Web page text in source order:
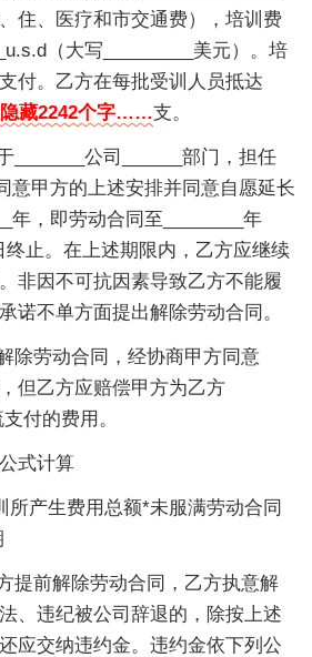
住、医疗和市交通费），培训费
（大写_________美元）。培
付。乙方在每批受训人员抵达
藏2242个字……支。
_______公司______部门，担任
意甲方的上述安排并同意自愿延长
年，即劳动合同至________年
终止。在上述期限内，乙方应继续
非因不可抗因素导致乙方不能履
诺不单方面提出解除劳动合同。
除劳动合同，经协商甲方同意
但乙方应赔偿甲方为乙方
付的费用。
式计算
所产生费用总额*未服满劳动合同
提前解除劳动合同，乙方执意解
、违纪被公司辞退的，除按上述
应交纳违约金。违约金依下列公